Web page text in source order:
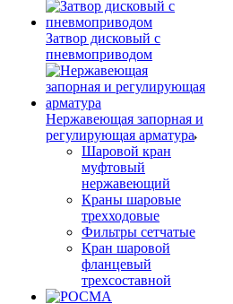
Затвор дисковый с
пневмоприводом
Нержавеющая запорная и
регулирующая арматура
Шаровой кран
муфтовый
нержавеющий
Краны шаровые
трехходовые
Фильтры сетчатые
Кран шаровой
фланцевый
трехсоставной